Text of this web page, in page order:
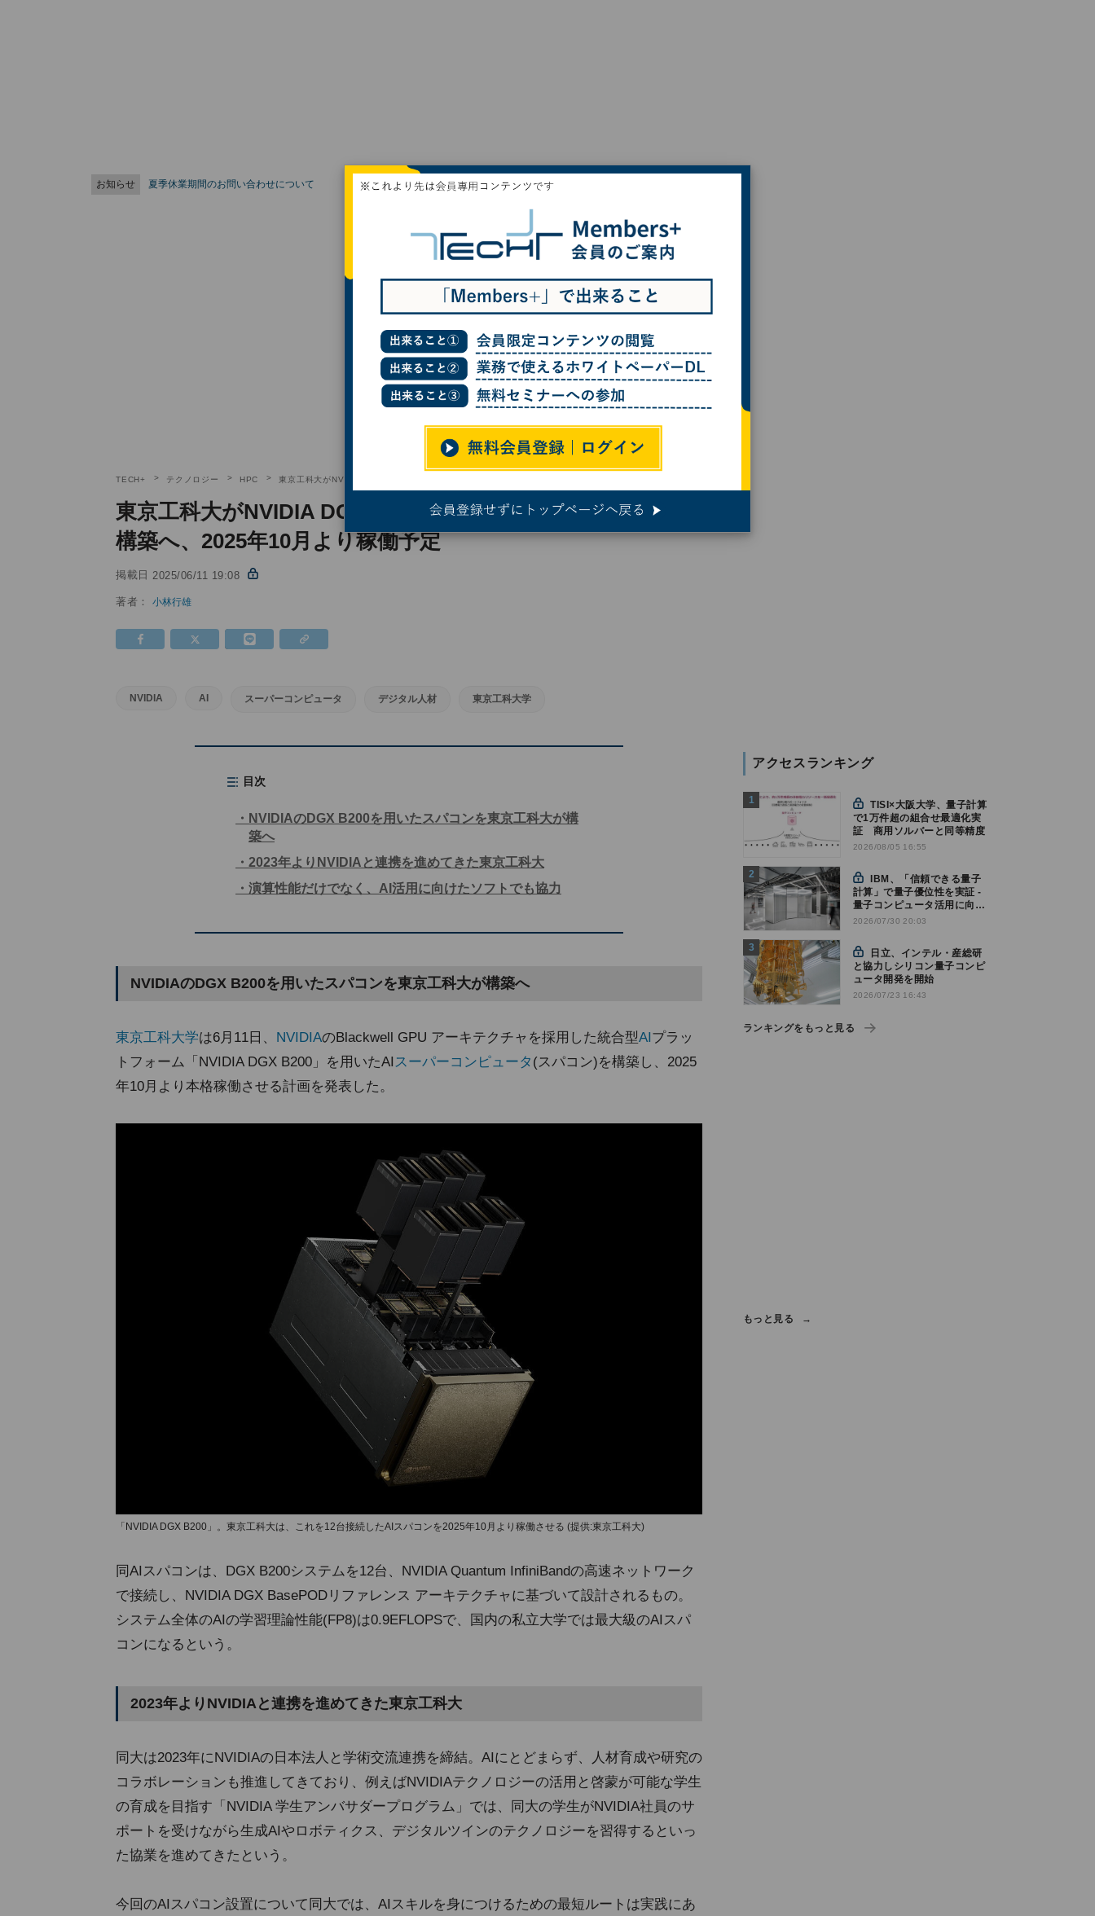
お知らせ 夏季休業期間のお問い合わせについて
TECH+ テクノロジー HPC 東京工科大がNVIDIA DGX B200を12台接続したAIスパコン構築へ、2025年10月より稼働予定
東京工科大がNVIDIA DGX B200を12台接続したAIスパコン
構築へ、2025年10月より稼働予定
掲載日 2025/06/11 19:08
著者：小林行雄
NVIDIA AI スーパーコンピュータ デジタル人材 東京工科大学
目次
NVIDIAのDGX B200を用いたスパコンを東京工科大が構
築へ
2023年よりNVIDIAと連携を進めてきた東京工科大
演算性能だけでなく、AI活用に向けたソフトでも協力
NVIDIAのDGX B200を用いたスパコンを東京工科大が構築へ
東京工科大学は6月11日、 NVIDIAのBlackwell GPU アーキテクチャを採用した統合型AIプラッ
トフォーム「NVIDIA DGX B200」を用いたAIスーパーコンピュータ (スパコン)を構築し、2025
年10月より本格稼働させる計画を発表した。
「NVIDIA DGX B200」。東京工科大は、これを12台接続したAIスパコンを2025年10月より稼働させる (提供:東京工科大)
同AIスパコンは、DGX B200システムを12台、NVIDIA Quantum InfiniBandの高速ネットワーク
で接続し、NVIDIA DGX BasePODリファレンス アーキテクチャに基づいて設計されるもの。
システム全体のAIの学習理論性能(FP8)は0.9EFLOPSで、国内の私立大学では最大級のAIスパ
コンになるという。
2023年よりNVIDIAと連携を進めてきた東京工科大
同大は2023年にNVIDIAの日本法人と学術交流連携を締結。AIにとどまらず、人材育成や研究の
コラボレーションも推進してきており、例えばNVIDIAテクノロジーの活用と啓蒙が可能な学生
の育成を目指す「NVIDIA 学生アンバサダープログラム」では、同大の学生がNVIDIA社員のサ
ポートを受けながら生成AIやロボティクス、デジタルツインのテクノロジーを習得するといっ
た協業を進めてきたという。
今回のAIスパコン設置について同大では、AIスキルを身につけるための最短ルートは実践にあ
アクセスランキング
TISI×大阪大学、量子計算
で1万件超の組合せ最適化実
証 商用ソルバーと同等精度
2026/08/05 16:55
計算」で量子優位性を実証 -
量子コンピュータ活用に向け
た新たな節目に
2026/07/30 20:03
と協力しシリコン量子コンピ
ュータ開発を開始
2026/07/23 16:43
ランキングをもっと見る
もっと見る